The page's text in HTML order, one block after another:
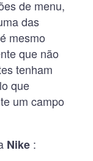
de menu,
das
mesmo
que não
tenham
que
um campo
Nike :